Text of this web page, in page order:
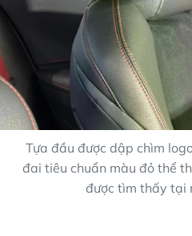
Tựa đầu được dập chìm
đai tiêu chuẩn màu đỏ thể
được tìm thấy tại